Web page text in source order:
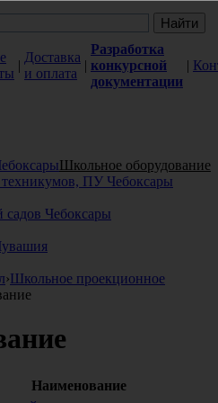
|
Доставка
и оплата
|
Разработка
конкурсной
документации
|
Школьное оборудование
›Школьное проекционное
Наименование